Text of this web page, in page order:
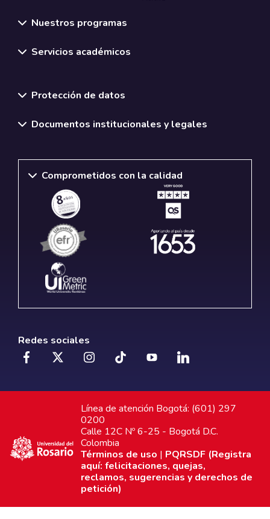
Nuestros programas
Servicios académicos
Protección de datos
Documentos institucionales y legales
Comprometidos con la calidad
Redes sociales
Línea de atención Bogotá: (601) 297
0200
Calle 12C Nº 6-25 - Bogotá D.C.
Colombia
Términos de uso | PQRSDF (Registra
aquí: felicitaciones, quejas,
reclamos, sugerencias y derechos de
petición)